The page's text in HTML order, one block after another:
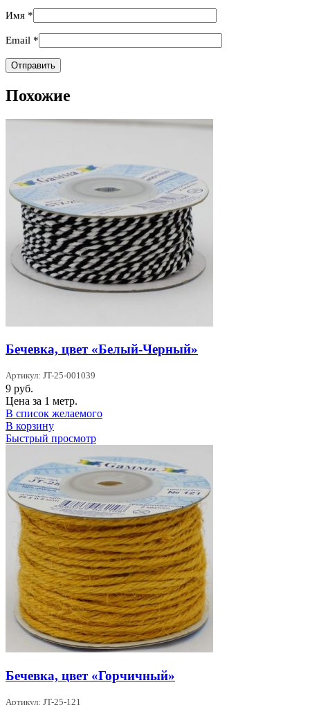
Имя *
Email *
Похожие
Бечевка, цвет «Белый-Черный»
Артикул: JT-25-001039
9 руб.
Цена за 1 метр.
В список желаемого
В корзину
Быстрый просмотр
Бечевка, цвет «Горчичный»
Артикул: JT-25-121